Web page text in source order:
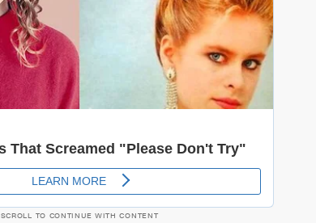
SCROLL TO CONTINUE WITH CONTENT